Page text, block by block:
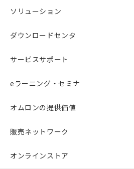
ソリューション
ダウンロードセンタ
サービスサポート
eラーニング・セミナ
オムロンの提供価値
販売ネットワーク
オンラインストア